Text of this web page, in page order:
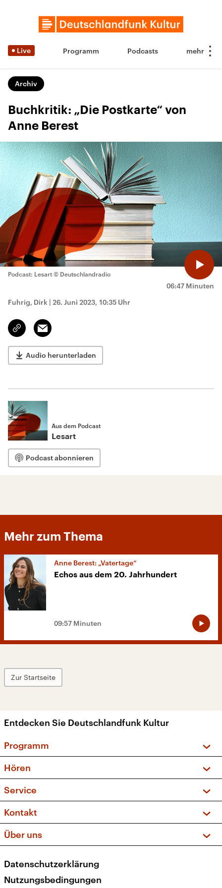
Live Programm Podcasts
Archiv
Buchkritik: „Die Postkarte“ von
Anne Berest
06:47 Minuten
Podcast: Lesart © Deutschlandradio
Fuhrig, Dirk | 26. Juni 2023, 10:35 Uhr
Link
kopieren/teilen
Email
Audio herunterladen
Aus dem Podcast
Lesart
Podcast abonnieren
Mehr zum Thema
Anne Berest: „Vatertage“
Echos aus dem 20. Jahrhundert
09:57 Minuten
Zur Startseite
Entdecken Sie Deutschlandfunk Kultur
Programm
Sendungen und Podcasts
Musikliste
Kakadu – Das Kinderprogramm
Hören
Frequenzen (UKW + DAB+)
Service
FAQ
Apps
Newsletter
Veranstaltungen
Kontakt
Social Media
Über uns
Presse
Karriere
Datenschutzerklärung
Nutzungsbedingungen